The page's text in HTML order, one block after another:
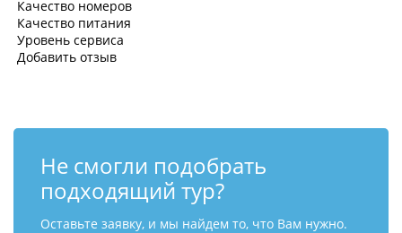
Качество номеров
Качество питания
Уровень сервиса
Добавить отзыв
Не смогли подобрать
подходящий тур?
Оставьте заявку, и мы найдем то, что Вам нужно.